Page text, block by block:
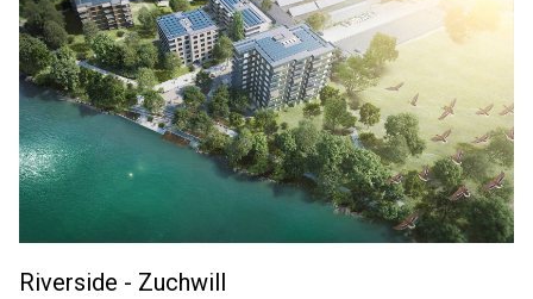
Riverside - Zuchwill